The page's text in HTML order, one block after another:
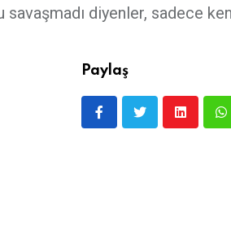
diyenler, sadece
Paylaş